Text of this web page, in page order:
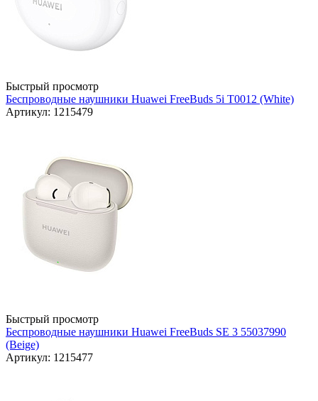
Быстрый просмотр
Беспроводные наушники Huawei FreeBuds 5i T0012 (White)
Артикул: 1215479
Быстрый просмотр
Беспроводные наушники Huawei FreeBuds SE 3 55037990
(Beige)
Артикул: 1215477